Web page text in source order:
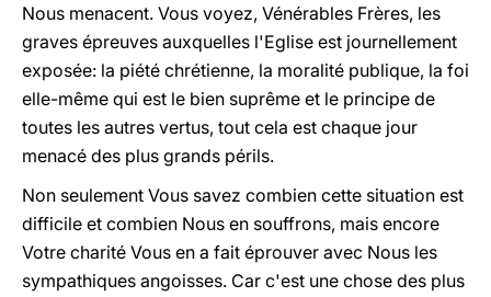
Nous menacent. Vous voyez, Vénérables Frères, les
graves épreuves auxquelles l'Eglise est journellement
exposée: la piété chrétienne, la moralité publique, la foi
elle-même qui est le bien suprême et le principe de
toutes les autres vertus, tout cela est chaque jour
menacé des plus grands périls.
Non seulement Vous savez combien cette situation est
difficile et combien Nous en souffrons, mais encore
Votre charité Vous en a fait éprouver avec Nous les
sympathiques angoisses. Car c'est une chose des plus